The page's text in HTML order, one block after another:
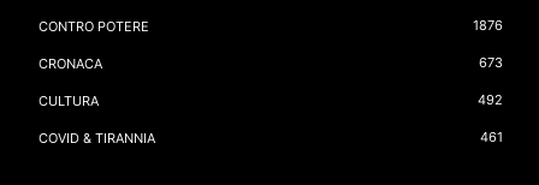
CONTRO POTERE 1876
CRONACA 673
CULTURA 492
COVID & TIRANNIA 461